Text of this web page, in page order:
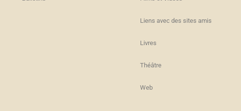
Liens avec des sites amis
Livres
Théâtre
Web